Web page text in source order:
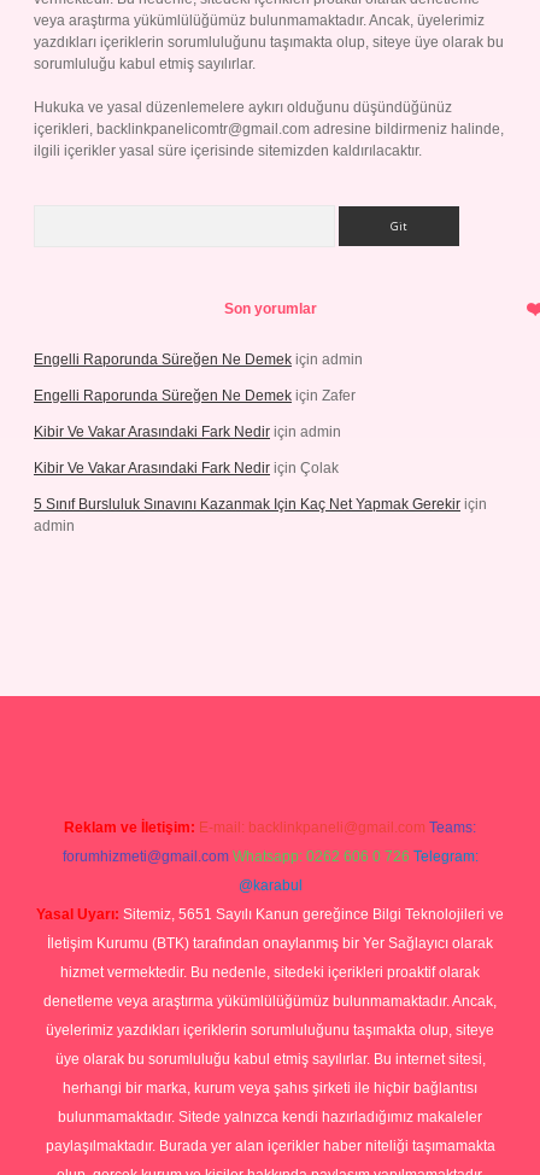
veya araştırma yükümlülüğümüz bulunmamaktadır. Ancak, üyelerimiz
yazdıkları içeriklerin sorumluluğunu taşımakta olup, siteye üye olarak bu
sorumluluğu kabul etmiş sayılırlar.
Hukuka ve yasal düzenlemelere aykırı olduğunu düşündüğünüz
içerikleri, backlinkpanelicomtr@gmail.com adresine bildirmeniz halinde,
ilgili içerikler yasal süre içerisinde sitemizden kaldırılacaktır.
Son yorumlar
Engelli Raporunda Süreğen Ne Demek için admin
Engelli Raporunda Süreğen Ne Demek için Zafer
Kibir Ve Vakar Arasındaki Fark Nedir için admin
Kibir Ve Vakar Arasındaki Fark Nedir için Çolak
5 Sınıf Bursluluk Sınavını Kazanmak Için Kaç Net Yapmak Gerekir için
admin
Reklam ve İletişim: E-mail: backlinkpaneli@gmail.com Teams:
forumhizmeti@gmail.com Whatsapp: 0262 606 0 726 Telegram:
@karabul
Yasal Uyarı: Sitemiz, 5651 Sayılı Kanun gereğince Bilgi Teknolojileri ve
İletişim Kurumu (BTK) tarafından onaylanmış bir Yer Sağlayıcı olarak
hizmet vermektedir. Bu nedenle, sitedeki içerikleri proaktif olarak
denetleme veya araştırma yükümlülüğümüz bulunmamaktadır. Ancak,
üyelerimiz yazdıkları içeriklerin sorumluluğunu taşımakta olup, siteye
üye olarak bu sorumluluğu kabul etmiş sayılırlar. Bu internet sitesi,
herhangi bir marka, kurum veya şahıs şirketi ile hiçbir bağlantısı
bulunmamaktadır. Sitede yalnızca kendi hazırladığımız makaleler
paylaşılmaktadır. Burada yer alan içerikler haber niteliği taşımamakta